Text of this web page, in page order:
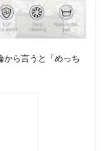
から言うと「めっち